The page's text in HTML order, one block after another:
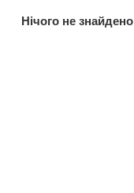
Нiчого не знайдено